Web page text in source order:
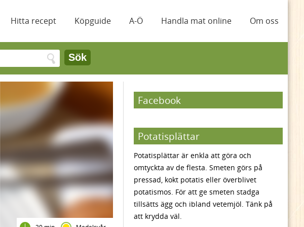
Hitta recept Köpguide A-Ö Handla mat online Om oss
Sök
Facebook
Potatisplättar
Potatisplättar är enkla att göra och
omtyckta av de flesta. Smeten görs på
pressad, kokt potatis eller överblivet
potatismos. För att ge smeten stadga
tillsätts ägg och ibland vetemjöl. Tänk på
att krydda väl.